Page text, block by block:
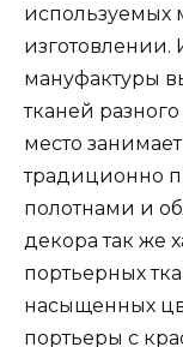
используемых
изготовлении.
мануфактуры
тканей
место
традиционно
полотнами и
декора так же
портьерных
насыщенных
портьеры с